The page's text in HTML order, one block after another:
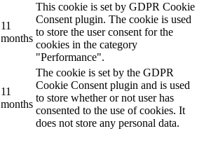
11
months
This cookie is set by GDPR Cookie
Consent plugin. The cookie is used
to store the user consent for the
cookies in the category
"Performance".
11
months
The cookie is set by the GDPR
Cookie Consent plugin and is used
to store whether or not user has
consented to the use of cookies. It
does not store any personal data.